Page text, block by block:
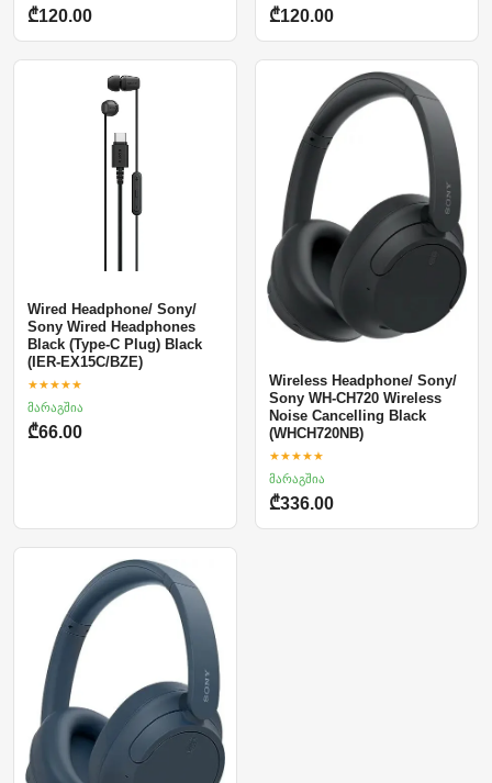
₾120.00 ₾120.00
Wired Headphone/ Sony/
Sony Wired Headphones
Black (Type-C Plug) Black
(IER-EX15C/BZE)
★★★★★
მარაგშია
₾66.00
Wireless Headphone/ Sony/
Sony WH-CH720 Wireless
Noise Cancelling Black
(WHCH720NB)
★★★★★
მარაგშია
₾336.00